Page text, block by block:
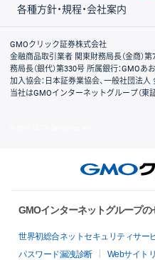
各種方針・規程・会社案内
取引規程・約款
サイトマップ
その他のご案内
個人情報保護方針
最良執行方針
サイトのご利用について
ディスクレイマー
信託保全
リスク説明
会社案内
GMOクリック証券株式会社
金融商品取引業者 関東財務局長（金商）
務局長（銀代）第330号 所属銀行：GMO
加入協会：日本証券業協会、一般社団法
当社はGMOインターネットグループ（東
GMOインターネットグループ
世界初総合ネットセキュリティサー
パスワード漏洩診断
Webサイト